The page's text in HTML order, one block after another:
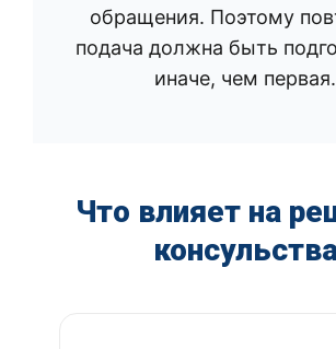
обращения. Поэтому
подача должна быть
иначе, чем первая.
Что влияет на